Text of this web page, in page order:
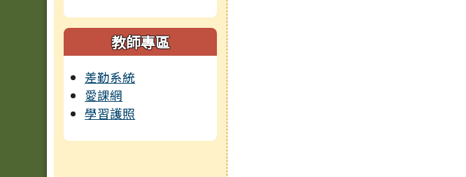
教師專區
差勤系統
愛課網
學習護照